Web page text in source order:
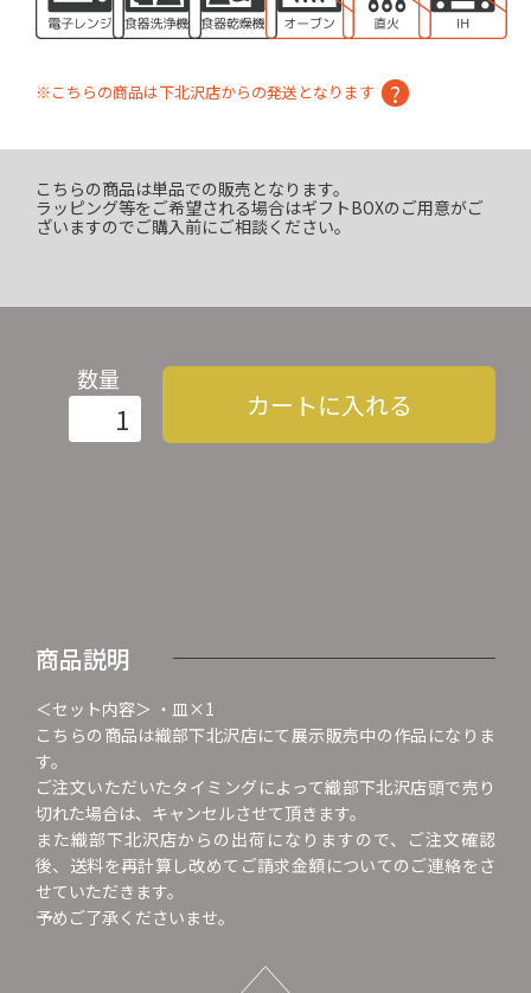
※こちらの商品は下北沢店からの発送となります
こちらの商品は単品での販売となります。
ラッピング等をご希望される場合はギフトBOXのご用意がご
ざいますのでご購入前にご相談ください。
数量
カートに入れる
商品説明
＜セット内容＞ ・皿×1
こちらの商品は織部下北沢店にて展示販売中の作品になりま
す。
ご注文いただいたタイミングによって織部下北沢店頭で売り
切れた場合は、キャンセルさせて頂きます。
また織部下北沢店からの出荷になりますので、ご注文確認
後、送料を再計算し改めてご請求金額についてのご連絡をさ
せていただきます。
予めご了承くださいませ。